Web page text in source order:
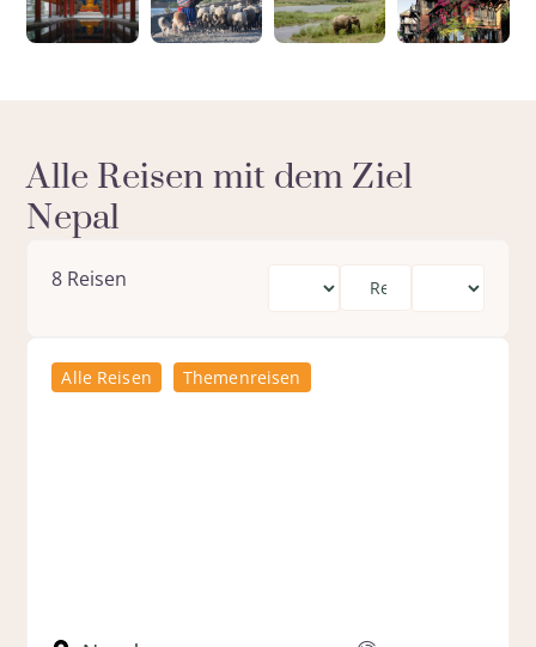
Alle Reisen mit dem Ziel
Nepal
8 Reisen
Alle Reisen Themenreisen